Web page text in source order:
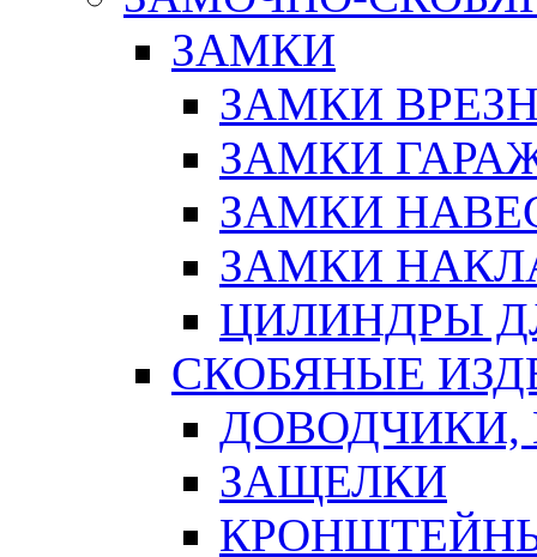
ЗАМКИ
ЗАМКИ
ЗАМКИ
ЗАМКИ
ЗАМКИ
ЦИЛИНДРЫ
СКОБЯНЫЕ
ЗАЩЕЛКИ